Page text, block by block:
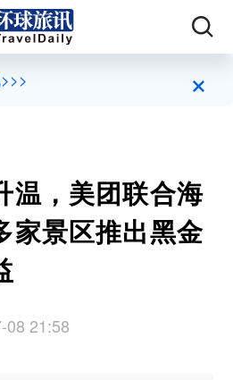
×
温，美团联合海
家景区推出黑金
08 21:58